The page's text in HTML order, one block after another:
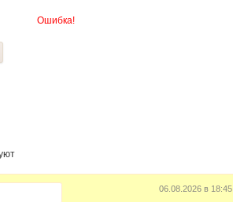
Ошибка!
06.08.2026 в 18:45